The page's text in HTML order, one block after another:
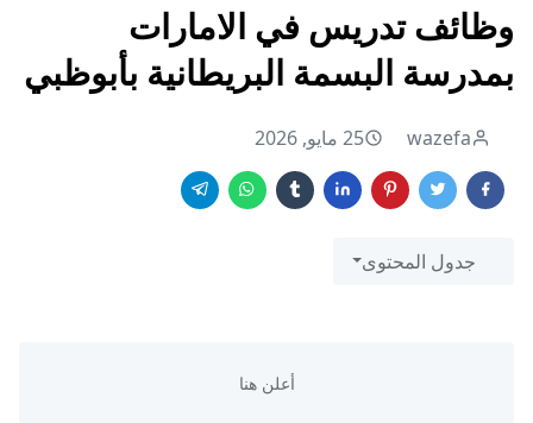
وظائف تدريس في الامارات
بمدرسة البسمة البريطانية بأبوظبي
wazefa 25 مايو, 2026
جدول المحتوى